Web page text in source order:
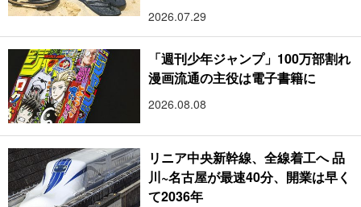
2026.07.29
「週刊少年ジャンプ」100万部割れ
漫画流通の主役は電子書籍に
2026.08.08
リニア中央新幹線、全線着工へ 品
川~名古屋が最速40分、開業は早く
て2036年